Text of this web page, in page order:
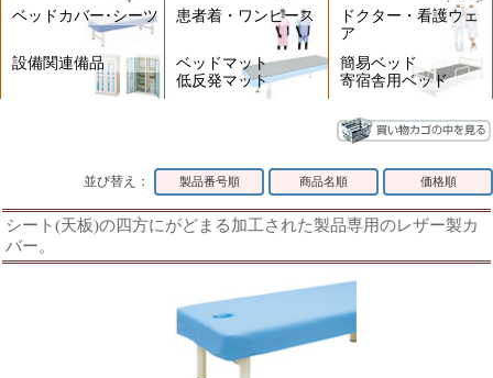
ベッドカバー･シーツ 患者着・ワンピース
ドクター・看護ウェ
ア
設備関連備品
ベッドマット
低反発マット
簡易ベッド
寄宿舎用ベッド
並び替え： 製品番号順 商品名順 価格順
シート(天板)の四方にがどまる加工された製品専用のレザー製カ
バー。